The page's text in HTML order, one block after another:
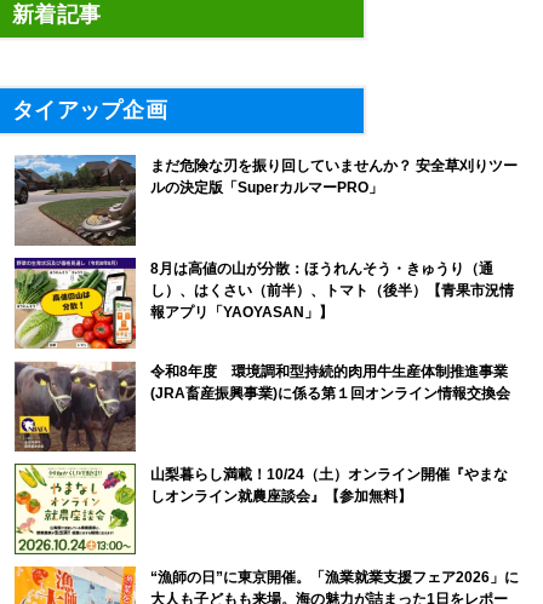
新着記事
タイアップ企画
まだ危険な刃を振り回していませんか？ 安全草刈りツー
ルの決定版「SuperカルマーPRO」
8月は高値の山が分散：ほうれんそう・きゅうり（通
し）、はくさい（前半）、トマト（後半）【青果市況情
報アプリ「YAOYASAN」】
令和8年度 環境調和型持続的肉用牛生産体制推進事業
(JRA畜産振興事業)に係る第１回オンライン情報交換会
山梨暮らし満載！10/24（土）オンライン開催『やまな
しオンライン就農座談会』【参加無料】
“漁師の日”に東京開催。「漁業就業支援フェア2026」に
大人も子どもも来場。海の魅力が詰まった1日をレポー